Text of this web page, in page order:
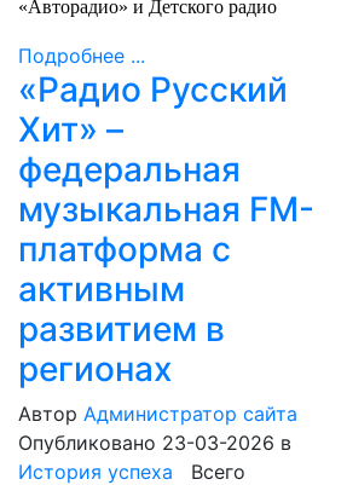
«Авторадио» и Детского радио
Подробнее ...
«Радио Русский
Хит» –
федеральная
музыкальная FM-
платформа с
активным
развитием в
регионах
Автор Администратор сайта
Опубликовано 23-03-2026 в
История успеха Всего